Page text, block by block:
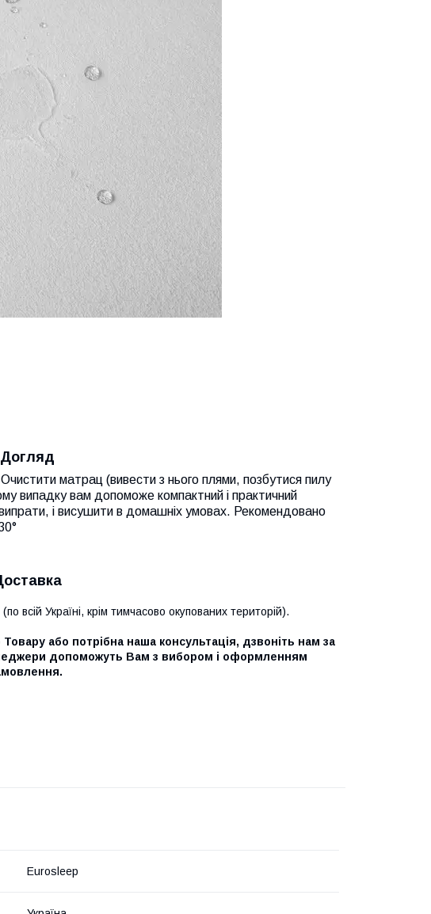
Догляд
матрац (вивести з нього плями, позбутися пилу
випадку вам допоможе компактний і практичний
і висушити в домашніх умовах. Рекомендовано
(по всій Україні, крім тимчасово окупованих територій).
або потрібна наша консультація, дзвоніть нам за
допоможуть Вам з вибором і оформленням
Eurosleep